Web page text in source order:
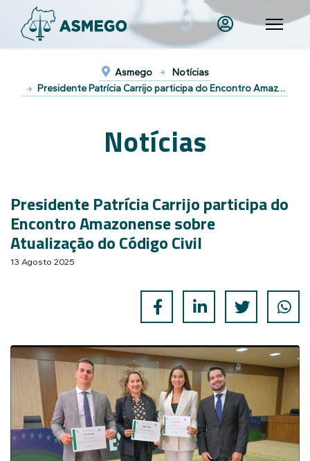
Notícias
Asmego
Notícias
Presidente Patrícia Carrijo participa do Encontro Amazonense sobre Atualização do Código Civil
Presidente Patrícia Carrijo participa do
Encontro Amazonense sobre
Atualização do Código Civil
13 Agosto 2025